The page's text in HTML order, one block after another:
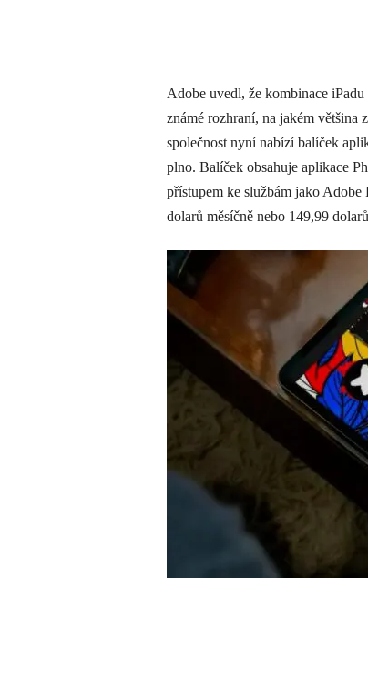
Adobe uvedl, že kombinace
známé rozhraní, na jakém většina
společnost nyní nabízí balíček
plno. Balíček obsahuje aplikace
přístupem ke službám jako
dolarů měsíčně nebo 149,99